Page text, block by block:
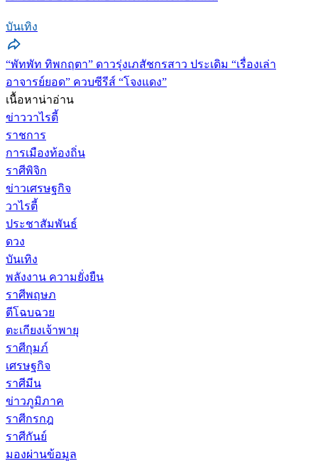
บันเทิง
“พัทพัท ทิพกฤตา” ดาวรุ่งเภสัชกรสาว ประเดิม “เรื่องเล่า
อาจารย์ยอด” ควบซีรีส์ “โจงแดง”
เนื้อหาน่าอ่าน
ข่าววาไรตี้
ราชการ
การเมืองท้องถิ่น
ราศีพิจิก
ข่าวเศรษฐกิจ
วาไรตี้
ประชาสัมพันธ์
ดวง
บันเทิง
พลังงาน ความยั่งยืน
ราศีพฤษภ
ตีโฉบฉวย
ตะเกียงเจ้าพายุ
ราศีกุมภ์
เศรษฐกิจ
ราศีมีน
ข่าวภูมิภาค
ราศีกรกฎ
ราศีกันย์
มองผ่านข้อมูล